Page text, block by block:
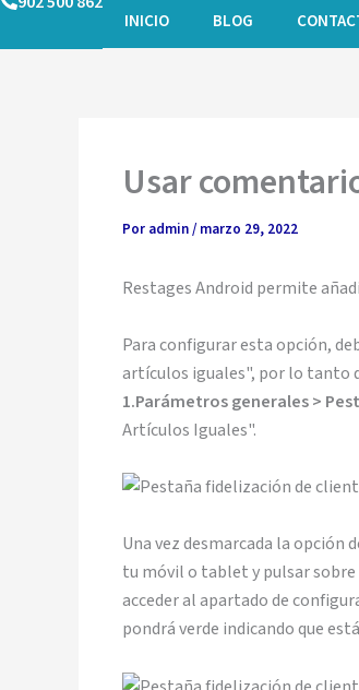
Ir
INICIO BLOG
Usar
Por admin/ marzo 29, 2022
Restages Android permite
Para configurar esta opción,
artículos iguales", por lo tanto
1.Parámetros generales >
Artículos Iguales".
Una vez desmarcada la opción
tu móvil o tablet y pulsar sobre
acceder al apartado de
pondrá verde indicando que